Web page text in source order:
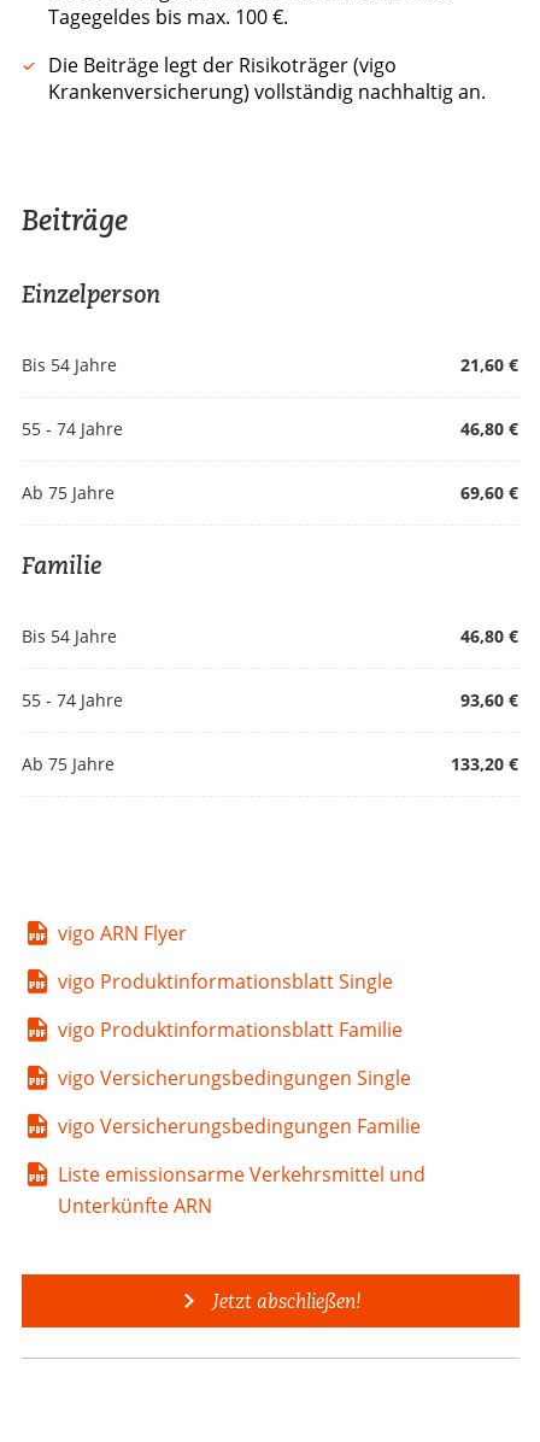
Tagegeldes bis max. 100 €.
Die Beiträge legt der Risikoträger (vigo
Krankenversicherung) vollständig nachhaltig an.
Beiträge
Einzelperson
Bis 54 Jahre 21,60 €
55 - 74 Jahre 46,80 €
Ab 75 Jahre 69,60 €
Familie
Bis 54 Jahre 46,80 €
55 - 74 Jahre 93,60 €
Ab 75 Jahre 133,20 €
vigo ARN Flyer
vigo Produktinformationsblatt Single
vigo Produktinformationsblatt Familie
vigo Versicherungsbedingungen Single
vigo Versicherungsbedingungen Familie
Liste emissionsarme Verkehrsmittel und
Unterkünfte ARN
Jetzt abschließen!